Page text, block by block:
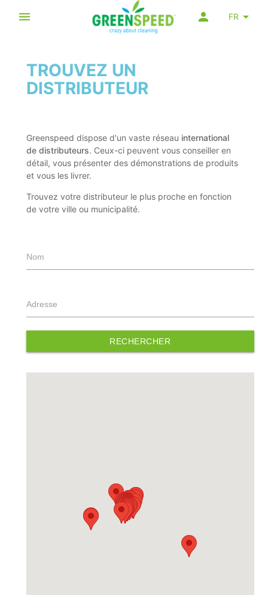
FR
TROUVEZ UN
DISTRIBUTEUR
Greenspeed dispose d'un vaste réseau international
de distributeurs. Ceux-ci peuvent vous conseiller en
détail, vous présenter des démonstrations de produits
et vous les livrer.
Trouvez votre distributeur le plus proche en fonction
de votre ville ou municipalité.
Nom
Adresse
RECHERCHER